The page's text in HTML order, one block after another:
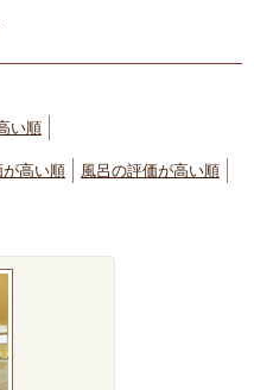
い順
高い順 風呂の評価が高い順